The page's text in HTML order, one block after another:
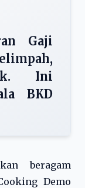
Gaji
Ini
BKD
beragam
Demo